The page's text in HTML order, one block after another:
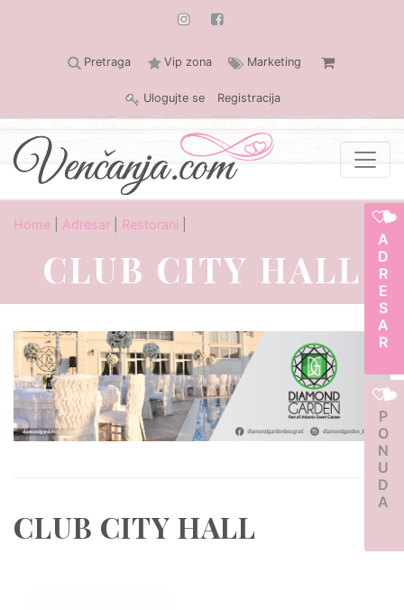
Pretraga Vip zona Marketing
Ulogujte se Registracija
ADRESAR
PONUDA
Home Adresar Restorani
CLUB CITY HALL
CLUB CITY HALL